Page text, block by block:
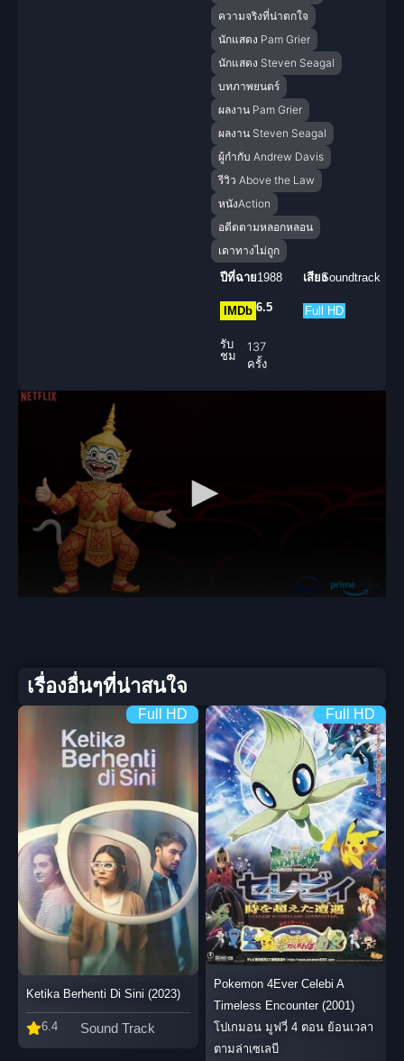
ความจริงที่น่าตกใจ
นักแสดง Pam Grier
นักแสดง Steven Seagal
บทภาพยนตร์
ผลงาน Pam Grier
ผลงาน Steven Seagal
ผู้กำกับ Andrew Davis
รีวิว Above the Law
หนังAction
อดีตตามหลอกหลอน
เดาทางไม่ถูก
ปีที่ฉาย1988 เสียงSoundtrack
IMDb 6.5 Full HD
รับ
ชม
137
ครั้ง
เรื่องอื่นๆที่น่าสนใจ
Full HD
Ketika Berhenti Di Sini (2023)
6.4 Sound Track
Full HD
Pokemon 4Ever Celebi A
Timeless Encounter (2001)
โปเกมอน มูฟวี่ 4 ตอน ย้อนเวลา
ตามล่าเซเลบี